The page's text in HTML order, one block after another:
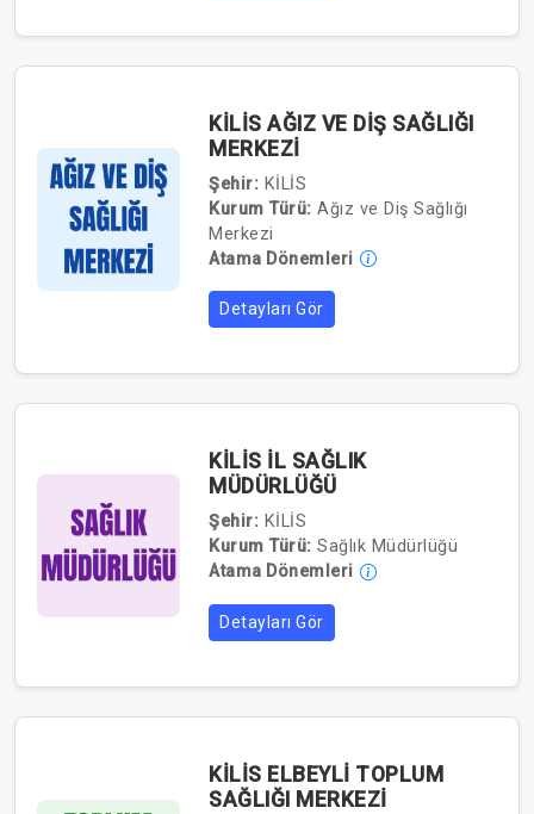
KİLİS AĞIZ VE DİŞ SAĞLIĞI
MERKEZİ
Şehir: KİLİS
Kurum Türü: Ağız ve Diş Sağlığı
Merkezi
Atama Dönemleri
Detayları Gör
KİLİS İL SAĞLIK
MÜDÜRLÜĞÜ
Şehir: KİLİS
Kurum Türü: Sağlık Müdürlüğü
Atama Dönemleri
Detayları Gör
KİLİS ELBEYLİ TOPLUM
SAĞLIĞI MERKEZİ